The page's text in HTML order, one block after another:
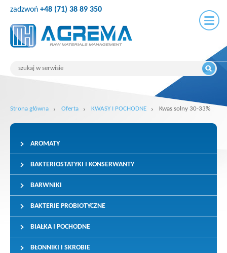
zadzwoń +48 (71) 38 89 350
Strona główna Oferta KWASY I POCHODNE Kwas solny 30-33%
AROMATY
BAKTERIOSTATYKI I KONSERWANTY
BARWNIKI
BAKTERIE PROBIOTYCZNE
BIAŁKA I POCHODNE
BŁONNIKI I SKROBIE